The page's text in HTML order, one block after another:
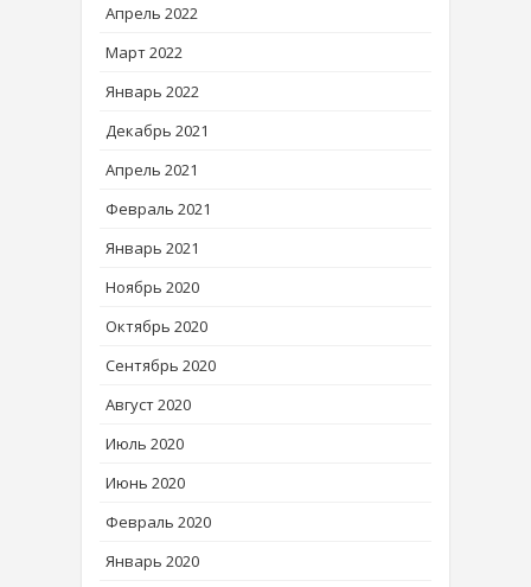
Апрель 2022
Март 2022
Январь 2022
Декабрь 2021
Апрель 2021
Февраль 2021
Январь 2021
Ноябрь 2020
Октябрь 2020
Сентябрь 2020
Август 2020
Июль 2020
Июнь 2020
Февраль 2020
Январь 2020